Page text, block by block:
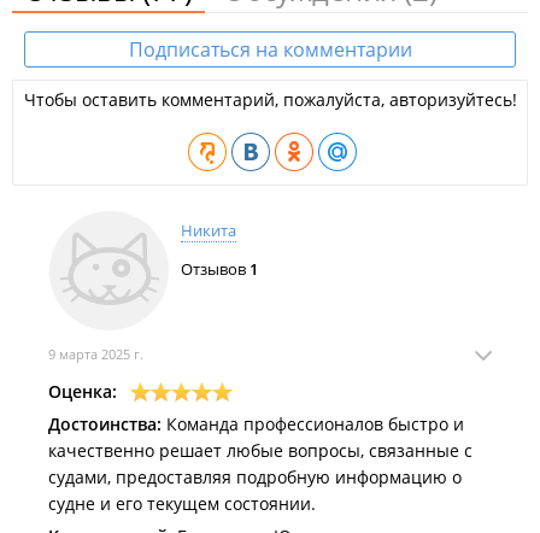
Подписаться на комментарии
Чтобы оставить комментарий, пожалуйста, авторизуйтесь!
Никита
Отзывов 1
9 марта 2025 г.
Оценка:
Достоинства: Команда профессионалов быстро и
качественно решает любые вопросы, связанные с
судами, предоставляя подробную информацию о
судне и его текущем состоянии.